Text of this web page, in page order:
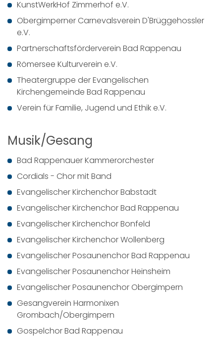
KunstWerkHof Zimmerhof e.V.
Obergimperner Carnevalsverein D'Brüggehossler
e.V.
Partnerschaftsförderverein Bad Rappenau
Römersee Kulturverein e.V.
Theatergruppe der Evangelischen
Kirchengemeinde Bad Rappenau
Verein für Familie, Jugend und Ethik e.V.
Musik/Gesang
Bad Rappenauer Kammerorchester
Cordials - Chor mit Band
Evangelischer Kirchenchor Babstadt
Evangelischer Kirchenchor Bad Rappenau
Evangelischer Kirchenchor Bonfeld
Evangelischer Kirchenchor Wollenberg
Evangelischer Posaunenchor Bad Rappenau
Evangelischer Posaunenchor Heinsheim
Evangelischer Posaunenchor Obergimpern
Gesangverein Harmonixen
Grombach/Obergimpern
Gospelchor Bad Rappenau